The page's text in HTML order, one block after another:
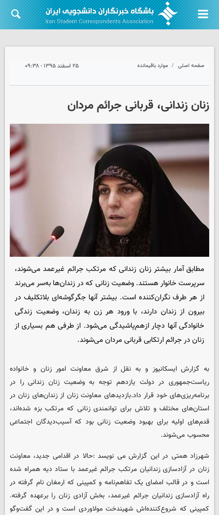
صفحه اصلی موارد باقیمانده ۲۵ اسفند ۱۳۹۵ - ۰۹:۳۸
زنان زندانی، قربانی جرائم مردان
مطابق آمار بیشتر زنان زندانی که مرتکب جرائم غیرعمد می‌شوند،
سرپرست خانوار هستند. وضعیت زنانی که در زندان‌ها به‌سر می‌برند
از هر طرف نگران‌کننده است. بیشتر آنها جگرگوشه‌ای بلاتکلیف در
بیرون از زندان دارند، با ورود هر زن به زندان، وضعیت زندگی
خانوادگی آنها دچار ازهم‌پاشیدگی می‌شود. از طرفی هم بسیاری از
زنان در جرائم ارتکابی قربانی مردان می‌شوند.
به گزارش ایسکانیوز و به نقل از شرق معاونت امور زنان و خانواده
ریاست‌جمهوری در دولت یازدهم توجه به وضعیت زنان زندانی را در
برنامه‌ریزی‌های خود قرار داد.بازدیدهای معاونت زنان از زندان‌های زنان در
استان‌های مختلف و تلاش برای توانمندی زنانی که مرتکب بزه شده‌اند،
قدم‌های اولیه برای بهبود وضعیت زنانی بود که آسیب‌دیدگان اجتماعی
محسوب می‌شوند.
شهرزاد همتی در این گزارش می نویسد :حالا در اقدامی جدید، معاونت
زنان در آزادسازی زندانیان مرتکب جرائم غیرعمد با ستاد دیه همراه شده
است و در قالب امضای یک تفاهم‌نامه و کمپینی که ارمغان نام گرفته در
راه آزاد‌سازی زندانیان جرائم غیرعمد، بخش آزادی زنان را برعهده گرفته.
کمپینی که شروع‌کننده‌اش شهیندخت مولاوردی است و در این گفت‌وگو